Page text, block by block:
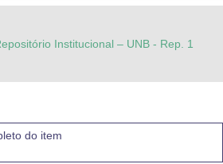
Institucional – UNB - Rep. 1
do item